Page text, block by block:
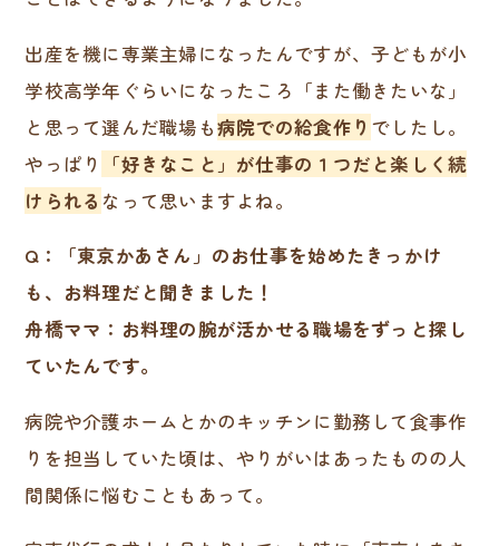
出産を機に専業主婦になったんですが、子どもが小
学校高学年ぐらいになったころ「また働きたいな」
と思って選んだ職場も病院での給食作り でしたし。
やっぱり
「好きなこと」が仕事の１つだと楽しく続
けられる なって思いますよね。
Q：「東京かあさん」のお仕事を始めたきっかけ
も、お料理だと聞きました！
舟橋ママ：お料理の腕が活かせる職場をずっと探し
ていたんです。
病院や介護ホームとかのキッチンに勤務して食事作
りを担当していた頃は、やりがいはあったものの人
間関係に悩むこともあって。